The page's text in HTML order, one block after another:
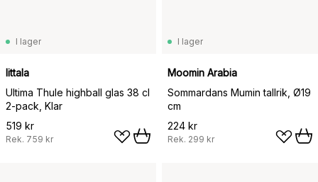
I lager
Iittala
Ultima Thule highball glas 38 cl
2-pack, Klar
519 kr
Rek. 759 kr
I lager
Moomin Arabia
Sommardans Mumin tallrik, Ø19
cm
224 kr
Rek. 299 kr